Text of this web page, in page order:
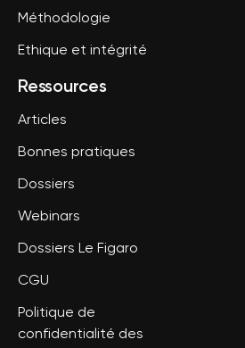
Méthodologie
Ethique et intégrité
Ressources
Articles
Bonnes pratiques
Dossiers
Webinars
Dossiers Le Figaro
CGU
Politique de
confidentialité des